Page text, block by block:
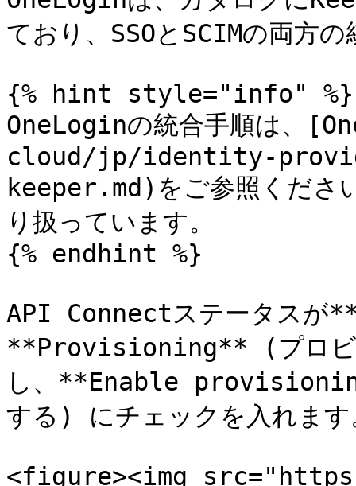
ており、SSOとSCIMの両方
{% hint style="info" %}
OneLoginの統合手順は、
cloud/jp/identity-
keeper.md)をご参照くださ
り扱っています。
{% endhint %}
API Connectステータス
**Provisioning** (プロビ
し、**Enable
する) にチェックを入れます
<figure><img